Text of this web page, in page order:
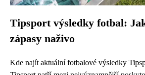
Tipsport výsledky fotbal:
zápasy naživo
Kde najít aktuální fotbalové výsledky